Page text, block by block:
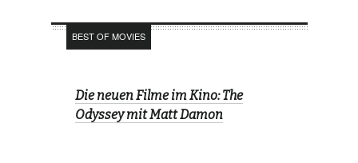
BEST OF MOVIES
Die neuen Filme im Kino: The
Odyssey mit Matt Damon